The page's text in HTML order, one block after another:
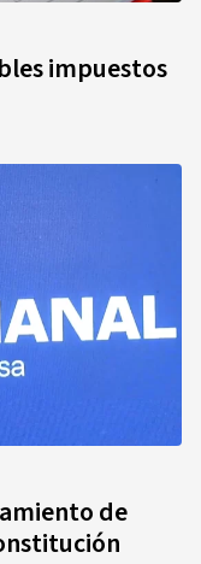
impuestos
de